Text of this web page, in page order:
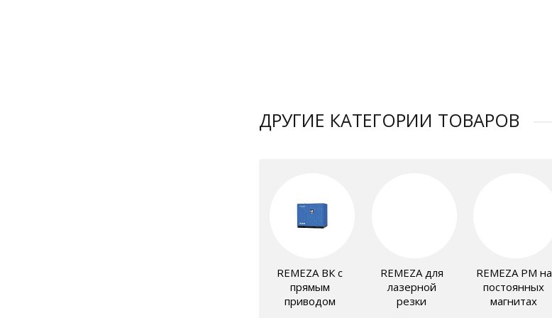
ДРУГИЕ КАТЕГОРИИ ТОВАРОВ
REMEZA ВК с
прямым
приводом
REMEZA для
лазерной
резки
REMEZA PM на
постоянных
магнитах